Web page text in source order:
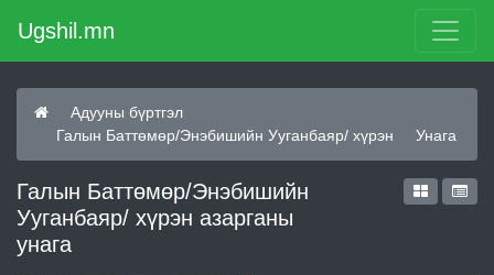
Ugshil.mn
Адууны бүртгэл
Галын Баттөмөр/Энэбишийн Ууганбаяр/ хүрэн
Унага
Галын Баттөмөр/Энэбишийн
Ууганбаяр/ хүрэн азарганы
унага